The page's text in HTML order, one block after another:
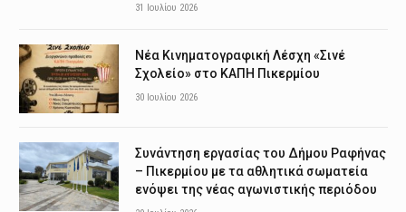
31 Ιουλίου 2026
Νέα Κινηματογραφική Λέσχη «Σινέ
Σχολείο» στο ΚΑΠΗ Πικερμίου
30 Ιουλίου 2026
Συνάντηση εργασίας του Δήμου Ραφήνας
– Πικερμίου με τα αθλητικά σωματεία
ενόψει της νέας αγωνιστικής περιόδου